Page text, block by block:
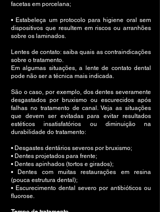
facetas em porcelana;
• Estabeleça um protocolo para higiene oral sem
dispositivos que resultem em riscos ou arranhões
sobre os laminados.
Lentes de contato: saiba quais as contraindicações
sobre o tratamento.
Em algumas situações, a lente de contato dental
pode não ser a técnica mais indicada.
São o caso, por exemplo, dos dentes severamente
desgastados por bruxismo ou escurecidos após
falhas no tratamento de canal. Veja as situações
que devem ser evitadas para evitar resultados
estéticos insatisfatórios ou diminuição na
durabilidade do tratamento:
• Desgastes dentários severos por bruxismo;
• Dentes projetados para frente;
• Dentes apinhados (tortos e girados);
• Dentes com muitas restaurações em resina
(pouca estrutura dental);
• Escurecimento dental severo por antibióticos ou
fluorose.